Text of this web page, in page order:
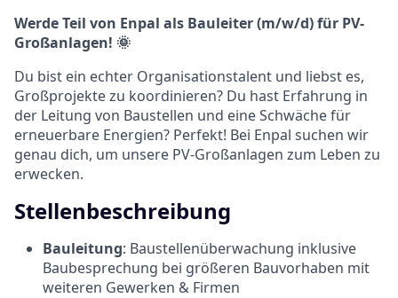
Werde Teil von Enpal als Bauleiter (m/w/d) für PV-
Großanlagen! 🌞
Du bist ein echter Organisationstalent und liebst es,
Großprojekte zu koordinieren? Du hast Erfahrung in
der Leitung von Baustellen und eine Schwäche für
erneuerbare Energien? Perfekt! Bei Enpal suchen wir
genau dich, um unsere PV-Großanlagen zum Leben zu
erwecken.
Stellenbeschreibung
Bauleitung: Baustellenüberwachung inklusive
Baubesprechung bei größeren Bauvorhaben mit
weiteren Gewerken & Firmen